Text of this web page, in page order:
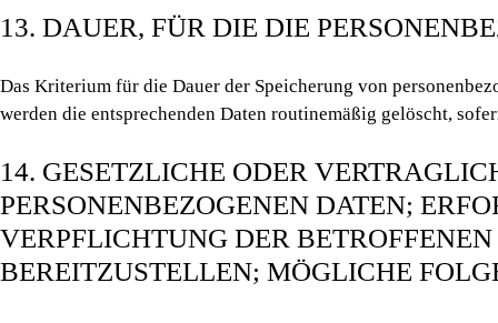
13. DAUER, FÜR DIE DIE
Das Kriterium für die Dauer der Speicherung von
werden die entsprechenden Daten routinemäßig gelöscht,
14. GESETZLICHE ODER
PERSONENBEZOGENEN DATEN;
VERPFLICHTUNG DER
BEREITZUSTELLEN; MÖGLICHE